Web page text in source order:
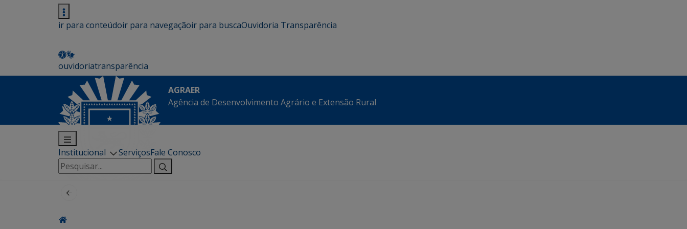
ir para conteúdoir para navegaçãoir para buscaOuvidoria Transparência
ouvidoriatransparência
AGRAER
Agência de Desenvolvimento Agrário e Extensão Rural
Institucional ServiçosFale Conosco
Pesquisar
por: